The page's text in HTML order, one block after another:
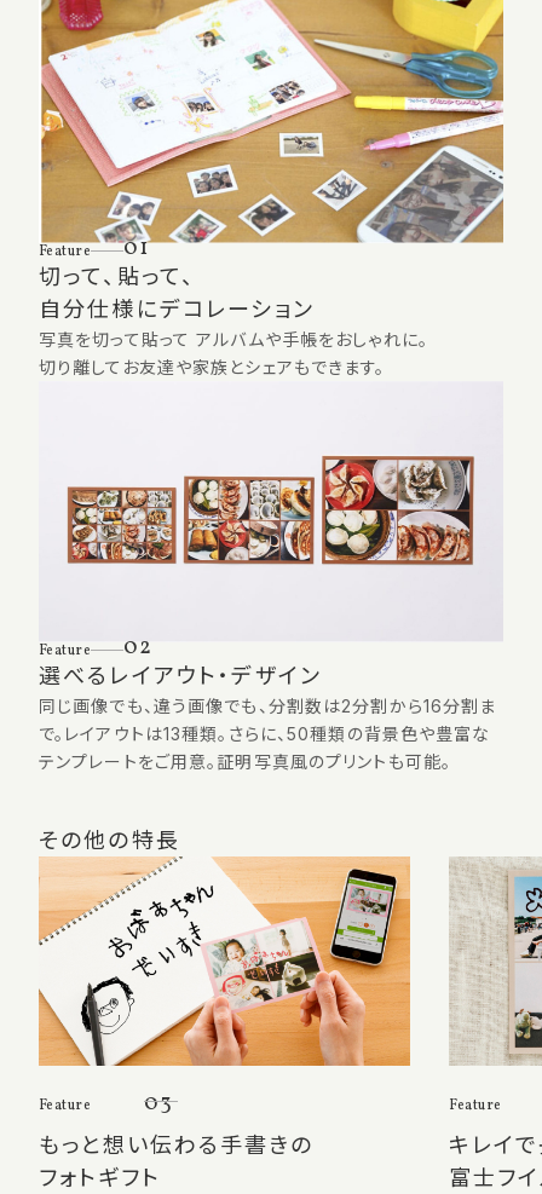
Feature 01
切って、貼って、
自分仕様にデコレーション
写真を切って貼って アルバムや手帳をおしゃれに。
切り離してお友達や家族とシェアもできます。
Feature 02
選べるレイアウト・デザイン
同じ画像でも、違う画像でも、分割数は2分割から16分割ま
で。レイアウトは13種類。さらに、50種類の背景色や豊富な
テンプレートをご用意。証明写真風のプリントも可能。
その他の特長
Feature 03
もっと想い伝わる手書きの
フォトギフト
Feature
キレイ
富士フ